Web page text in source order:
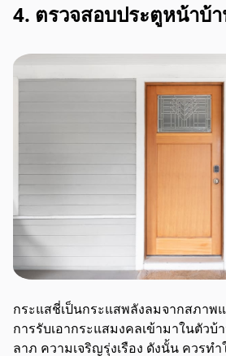
4. ตรวจสอบประตูหน้าบ้
กระแสชี่เป็นกระแสพลังลมจากสภาพ
การรับเอากระแสมงคลเข้ามาในตัวบ้
ลาภ ความเจริญรุ่งเรือง ดังนั้น ควรท